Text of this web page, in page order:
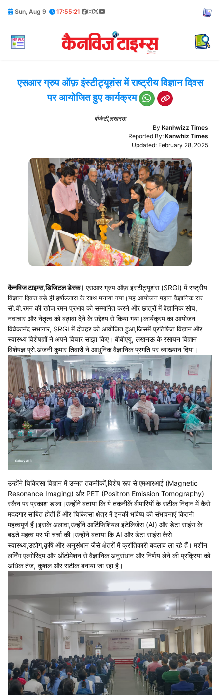
Sun, Aug 9 17:55:22
एसआर ग्रुप ऑफ़ इंस्टीट्यूशंस में राष्ट्रीय विज्ञान दिवस
पर आयोजित हुए कार्यक्रम
बीकेटी,लखनऊ
By Kanhwizz Times
Reported By: Kanwhiz Times
Updated: February 28, 2025
कैनविज टाइम्स,डिजिटल डेस्क। एसआर ग्रुप ऑफ़ इंस्टीट्यूशंस (SRGI) में राष्ट्रीय
विज्ञान दिवस बड़े ही हर्षोल्लास के साथ मनाया गया।यह आयोजन महान वैज्ञानिक सर
सी.वी.रमन की खोज रमन प्रभाव को सम्मानित करने और छात्रों में वैज्ञानिक सोच,
नवाचार और नेतृत्व को बढ़ावा देने के उद्देश्य से किया गया।कार्यक्रम का आयोजन
विवेकानंद सभागार, SRGI में दोपहर को आयोजित हुआ,जिसमें प्रतिष्ठित विज्ञान और
स्वास्थ्य विशेषज्ञों ने अपने विचार साझा किए। बीबीएयू, लखनऊ के रसायन विज्ञान
विशेषज्ञ प्रो.अंजनी कुमार तिवारी ने आधुनिक वैज्ञानिक प्रगति पर व्याख्यान दिया।
उन्होंने चिकित्सा विज्ञान में उन्नत तकनीकों,विशेष रूप से एमआरआई (Magnetic
Resonance Imaging) और PET (Positron Emission Tomography)
स्कैन पर प्रकाश डाला।उन्होंने बताया कि ये तकनीकें बीमारियों के सटीक निदान में कैसे
मददगार साबित होती हैं और चिकित्सा क्षेत्र में इनकी भविष्य की संभावनाएं कितनी
महत्वपूर्ण हैं।इसके अलावा,उन्होंने आर्टिफिशियल इंटेलिजेंस (AI) और डेटा साइंस के
बढ़ते महत्व पर भी चर्चा की।उन्होंने बताया कि AI और डेटा साइंस कैसे
स्वास्थ्य,उद्योग,कृषि और अनुसंधान जैसे क्षेत्रों में क्रांतिकारी बदलाव ला रहे हैं। मशीन
लर्निंग एल्गोरिदम और ऑटोमेशन से वैज्ञानिक अनुसंधान और निर्णय लेने की प्रक्रिया को
अधिक तेज, कुशल और सटीक बनाया जा रहा है।